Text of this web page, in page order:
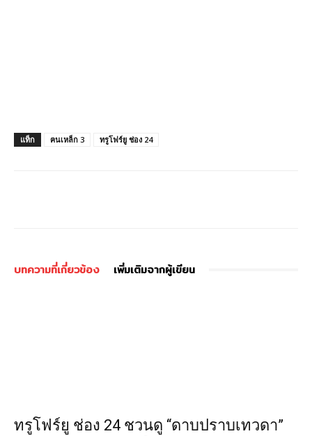
แท็ก ฅนเหล็ก 3 ทรูโฟร์ยู ช่อง 24
บทความที่เกี่ยวข้อง เพิ่มเติมจากผู้เขียน
ทรูโฟร์ยู ช่อง 24 ชวนดู “ดาบปราบเทวดา”